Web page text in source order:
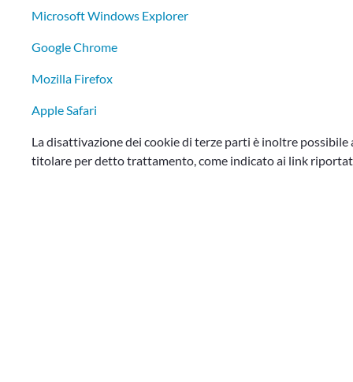
Microsoft Windows Explorer
Google Chrome
Mozilla Firefox
Apple Safari
La disattivazione dei cookie di terze parti è inoltre
titolare per detto trattamento, come indicato ai link